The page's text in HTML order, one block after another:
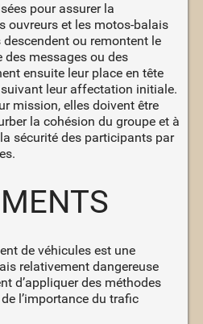
pour assurer la
ouvreurs et les motos-balais
ou remontent le
messages ou des
ensuite leur place en tête
leur affectation initiale.
mission, elles doivent être
la cohésion du groupe et à
sécurité des participants par
de véhicules est une
relativement dangereuse
d’appliquer des méthodes
l’importance du trafic